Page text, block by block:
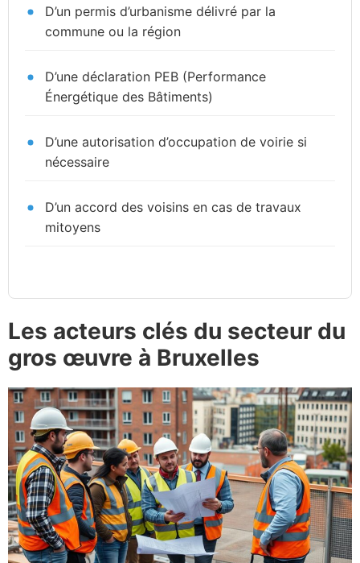
D’un permis d’urbanisme délivré par la
commune ou la région
D’une déclaration PEB (Performance
Énergétique des Bâtiments)
D’une autorisation d’occupation de voirie si
nécessaire
D’un accord des voisins en cas de travaux
mitoyens
Les acteurs clés du secteur du
gros œuvre à Bruxelles